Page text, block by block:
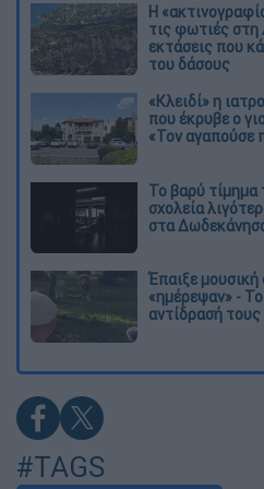
Η
τις φωτιές στη
εκτάσεις που
του δάσους
«Κλειδί» η
που έκρυβε ο
«Τον αγαπούσε
Το βαρύ τίμημα
σχολεία
στα
Έπαιξε μουσική
«ημέρεψαν» -
αντίδρασή τους
#TAGS